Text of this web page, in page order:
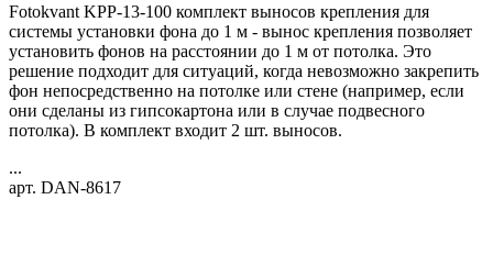
Fotokvant KPP-13-100 комплект выносов крепления для
системы установки фона до 1 м - вынос крепления позволяет
установить фонов на расстоянии до 1 м от потолка. Это
решение подходит для ситуаций, когда невозможно закрепить
фон непосредственно на потолке или стене (например, если
они сделаны из гипсокартона или в случае подвесного
потолка). В комплект входит 2 шт. выносов.
...
арт. DAN-8617